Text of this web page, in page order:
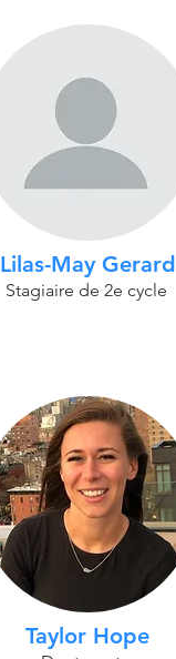
Lilas-May Gerard
Stagiaire de 2e cycle
Taylor Hope